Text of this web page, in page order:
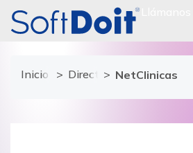
Inicio Directorio de proveedores
NetClinicas